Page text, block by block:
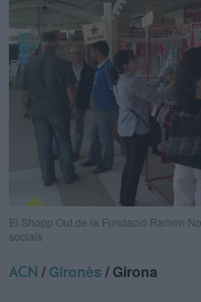
El Shopp Out de la Fundació Ramon
socials
ACN /Gironès / Girona